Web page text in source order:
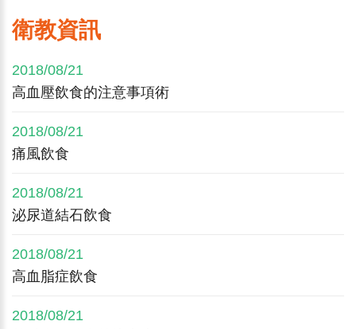
衛教資訊
2018/08/21
高血壓飲食的注意事項術
2018/08/21
痛風飲食
2018/08/21
泌尿道結石飲食
2018/08/21
高血脂症飲食
2018/08/21